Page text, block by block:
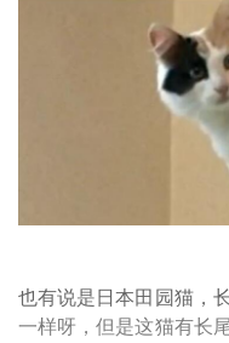
也有说是日本田园猫，
一样呀，但是这猫有长